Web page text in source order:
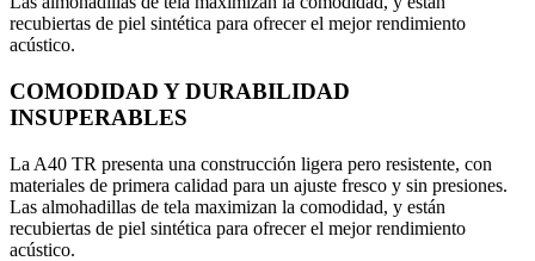
recubiertas de piel sintética para ofrecer el mejor rendimiento
acústico.
COMODIDAD Y DURABILIDAD
INSUPERABLES
La A40 TR presenta una construcción ligera pero resistente, con
materiales de primera calidad para un ajuste fresco y sin presiones.
Las almohadillas de tela maximizan la comodidad, y están
recubiertas de piel sintética para ofrecer el mejor rendimiento
acústico.